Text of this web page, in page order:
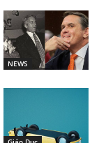
NEWS